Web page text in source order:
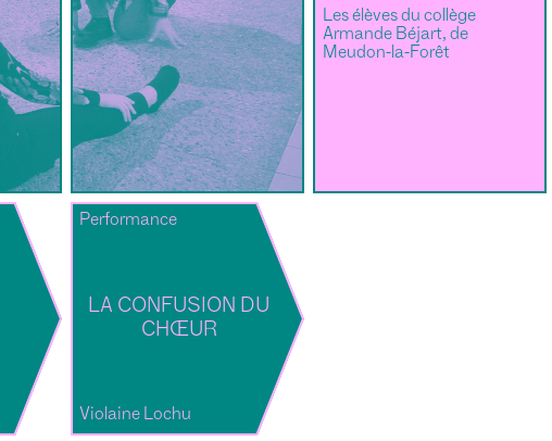
Les élèves du collège
Armande Béjart, de
Meudon-la-Forêt
LA CONFUSION DU
CHŒUR
Performance
Violaine Lochu